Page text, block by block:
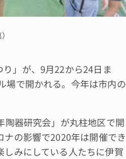
」が、9月22から24日ま
場で開かれる。今年は市内の
器研究会」が丸柱地区で開
の影響で2020年は開催でき
みにしている人たちに伊賀